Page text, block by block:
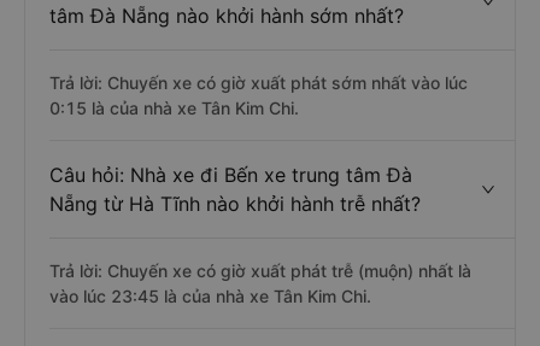
tâm Đà Nẵng nào khởi hành sớm nhất?
Trả lời: Chuyến xe có giờ xuất phát sớm nhất vào lúc
0:15 là của nhà xe Tân Kim Chi.
Câu hỏi: Nhà xe đi Bến xe trung tâm Đà
Nẵng từ Hà Tĩnh nào khởi hành trễ nhất?
Trả lời: Chuyến xe có giờ xuất phát trễ (muộn) nhất là
vào lúc 23:45 là của nhà xe Tân Kim Chi.